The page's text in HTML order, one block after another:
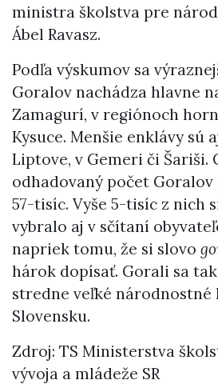
ministra školstva pre
Ábel Ravasz.
Podľa výskumov sa
Goralov nachádza hlavne
Zamagurí, v regiónoch
Kysuce. Menšie enklávy sú
Liptove, v Gemeri či Šariši.
odhadovaný počet Goralov
57-tisíc. Vyše 5-tisíc z nich
vybralo aj v sčítaní
napriek tomu, že si slovo
hárok dopísať. Gorali sa
stredne veľké národnostné
Slovensku.
Zdroj: TS Ministerstva
vývoja a mládeže SR